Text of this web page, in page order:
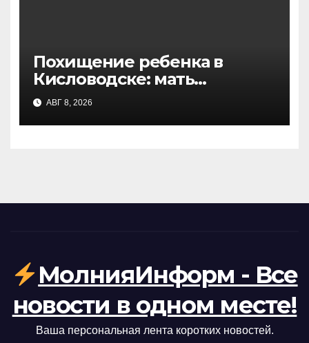
Похищение ребенка в
Кисловодске: мать
рассказала подробности
инцидента в курортном
парке
АВГ 8, 2026
МолнияИнформ - Все
новости в одном месте!
Ваша персональная лента коротких новостей.